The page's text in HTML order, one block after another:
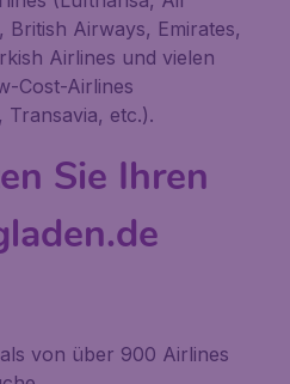
Airways, Emirates,
Airlines und vielen
Cost-Airlines
Transavia, etc.).
Sie Ihren
von über 900 Airlines